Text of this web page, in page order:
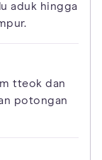
aduk hingga
tteok dan
potongan